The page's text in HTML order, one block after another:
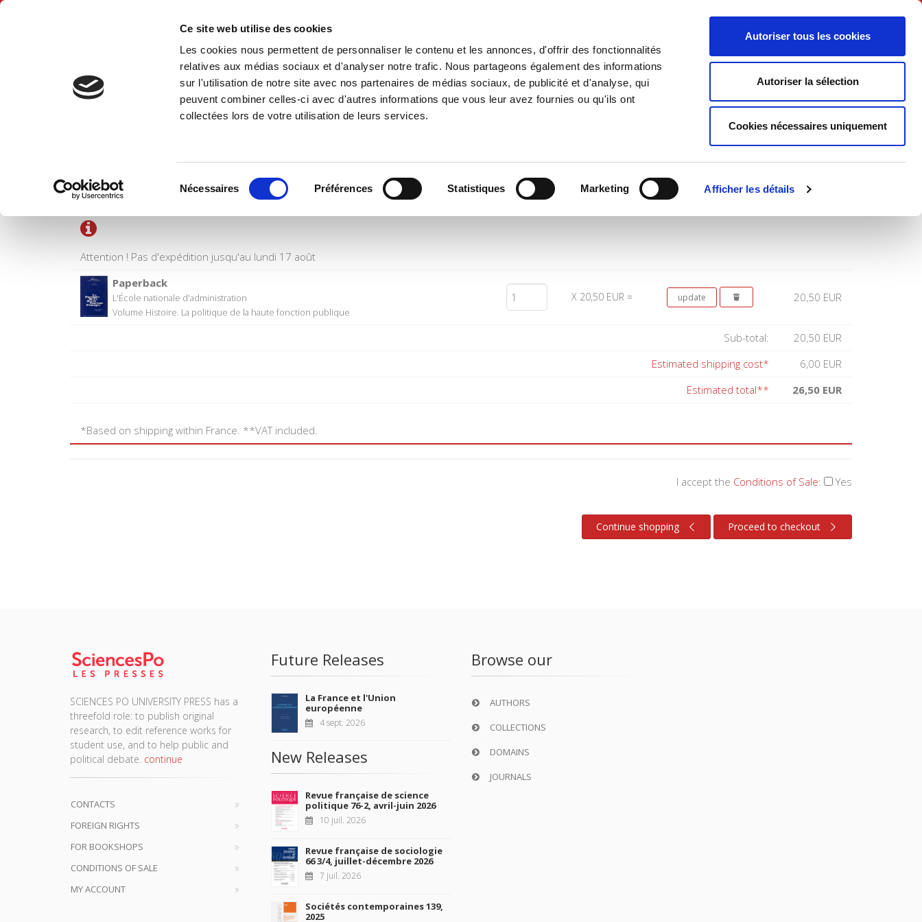
Ce site web utilise des cookies
Les cookies nous permettent de personnaliser le contenu et les annonces, d'offrir des fonctionnalités
relatives aux médias sociaux et d'analyser notre trafic. Nous partageons également des informations
sur l'utilisation de notre site avec nos partenaires de médias sociaux, de publicité et d'analyse, qui
peuvent combiner celles-ci avec d'autres informations que vous leur avez fournies ou qu'ils ont
collectées lors de votre utilisation de leurs services.
Nécessaires Préférences Statistiques Marketing Afficher les détails
Autoriser tous les cookies
Autoriser la sélection
Cookies nécessaires uniquement
English
Home Environment History International Politics
Attention ! Pas d'expédition jusqu'au lundi 17 août
Title Quantity Price Total
Paperback
L'École nationale d'administration
Volume Histoire. La politique de la haute fonction publique
X 20,50 EUR = 20,50 EUR
Sub-total:
20,50 EUR
Estimated shipping cost*
6,00 EUR
Estimated total**
26,50 EUR
*Based on shipping within France. **VAT included.
I accept the Conditions of Sale: Yes
Continue shopping Proceed to checkout
SCIENCES PO UNIVERSITY PRESS has a
threefold role: to publish original
research, to edit reference works for
student use, and to help public and
political debate. continue
CONTACTS
FOREIGN RIGHTS
FOR BOOKSHOPS
CONDITIONS OF SALE
MY ACCOUNT
Future Releases
La France et l'Union
européenne
4 sept. 2026
New Releases
Revue française de science
politique 76-2, avril-juin 2026
10 juil. 2026
Revue française de sociologie
66 3/4, juillet-décembre 2026
7 juil. 2026
Sociétés contemporaines 139,
2025
Browse our
AUTHORS
COLLECTIONS
DOMAINS
JOURNALS